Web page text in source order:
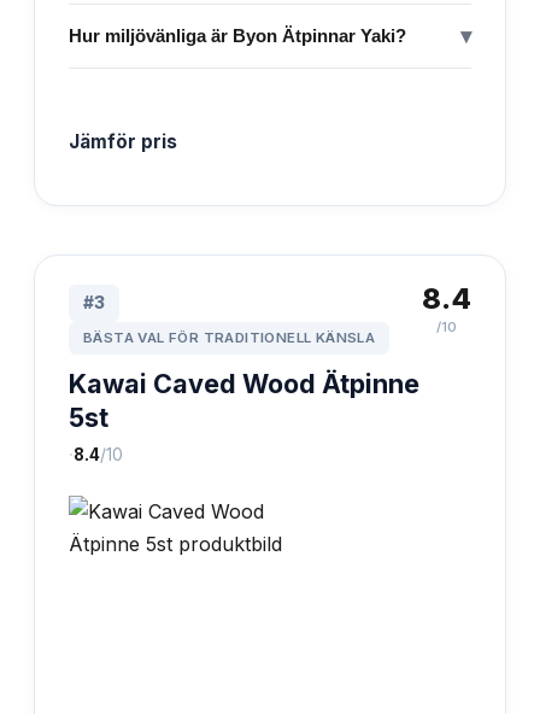
Hur miljövänliga är Byon Ätpinnar Yaki? ▾
Jämför pris
#3
BÄSTA VAL FÖR TRADITIONELL KÄNSLA
Kawai Caved Wood Ätpinne
5st
·8.4/10
8.4
/10